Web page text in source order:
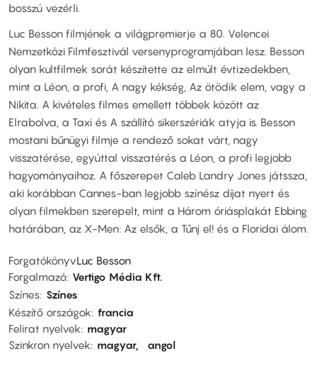
bosszú vezérli.
Luc Besson filmjének a világpremierje a 80. Velencei
Nemzetközi Filmfesztivál versenyprogramjában lesz. Besson
olyan kultfilmek sorát készítette az elmúlt évtizedekben,
mint a Léon, a profi, A nagy kékség, Az ötödik elem, vagy a
Nikita. A kivételes filmes emellett többek között az
Elrabolva, a Taxi és A szállító sikerszériák atyja is. Besson
mostani bűnügyi filmje a rendező sokat várt, nagy
visszatérése, egyúttal visszatérés a Léon, a profi legjobb
hagyományaihoz. A főszerepet Caleb Landry Jones játssza,
aki korábban Cannes-ban legjobb színész díjat nyert és
olyan filmekben szerepelt, mint a Három óriásplakát Ebbing
határában, az X-Men: Az elsők, a Tűnj el! és a Floridai álom.
ForgatókönyvLuc Besson
Forgalmazó Vertigo Média Kft.
Színes Színes
Készítő országok francia
Felirat nyelvek
magyar
Szinkron nyelvek
magyar angol